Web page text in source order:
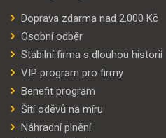
Doprava zdarma nad 2.000 Kč
Osobní odběr
Stabilní firma s dlouhou historií
VIP program pro firmy
Benefit program
Šití oděvů na míru
Náhradní plnění